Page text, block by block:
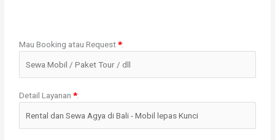
Mau Booking atau Request*:
Detail Layanan*: